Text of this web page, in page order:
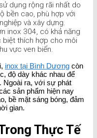
dụng rộng rãi nhất do
bền cao, phù hợp với
và xây dựng.
inox 304, có khả năng
biệt thích hợp cho môi
vực ven biển.
inox tại Bình Dương còn
độ dày khác nhau để
Ngoài ra, với sự phát
sản phẩm hiện nay
bề mặt sáng bóng, đảm
gian.
Thực Tế